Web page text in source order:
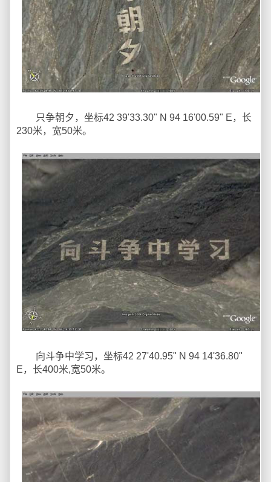
只争朝夕，坐标42 39'33.30" N 94 16'00.59" E，长
230米，宽50米。
向斗争中学习，坐标42 27'40.95" N 94 14'36.80"
E，长400米,宽50米。